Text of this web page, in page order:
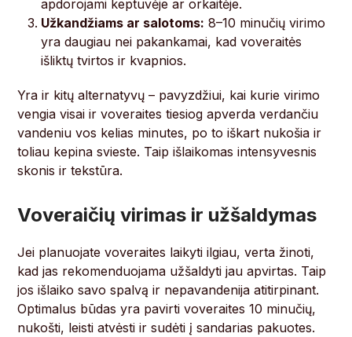
apdorojami keptuvėje ar orkaitėje.
Užkandžiams ar salotoms: 8–10 minučių virimo
yra daugiau nei pakankamai, kad voveraitės
išliktų tvirtos ir kvapnios.
Yra ir kitų alternatyvų – pavyzdžiui, kai kurie virimo
vengia visai ir voveraites tiesiog apverda verdančiu
vandeniu vos kelias minutes, po to iškart nukošia ir
toliau kepina svieste. Taip išlaikomas intensyvesnis
skonis ir tekstūra.
Voveraičių virimas ir užšaldymas
Jei planuojate voveraites laikyti ilgiau, verta žinoti,
kad jas rekomenduojama užšaldyti jau apvirtas. Taip
jos išlaiko savo spalvą ir nepavandenija atitirpinant.
Optimalus būdas yra pavirti voveraites 10 minučių,
nukošti, leisti atvėsti ir sudėti į sandarias pakuotes.